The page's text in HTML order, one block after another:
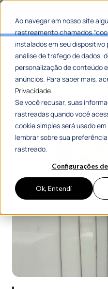
Ao navegar em nosso site
rastreamento chamados
instalados em seu dispositivo
análise de tráfego de dados,
personalização de conteúdo
anúncios. Para saber mais,
Privacidade.
Se você recusar, suas
rastreadas quando você
cookie simples será usado
lembrar sobre sua
rastreado.
Configurações
Ok, Entendi
Padronização de
passo a passo
público!
Por Equipe Editorial 1Doc
5 Min De Leitura